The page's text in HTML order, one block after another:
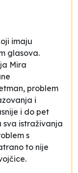
imaju
glasova.
Mira
problem
i
i do pet
sva istraživanja
s
to nije